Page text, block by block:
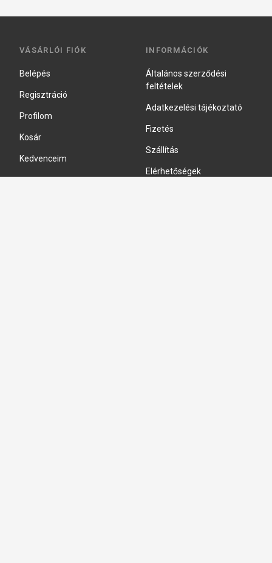
VÁSÁRLÓI FIÓK
Belépés
Regisztráció
Profilom
Kosár
Kedvenceim
INFORMÁCIÓK
Általános szerződési
feltételek
Adatkezelési tájékoztató
Fizetés
Szállítás
Elérhetőségek